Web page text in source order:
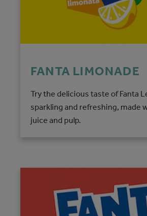
FANTA LIMONADE
Try the delicious taste of Fanta
sparkling and refreshing, made
juice and pulp.